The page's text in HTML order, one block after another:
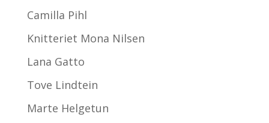
Camilla Pihl
Knitteriet Mona Nilsen
Lana Gatto
Tove Lindtein
Marte Helgetun